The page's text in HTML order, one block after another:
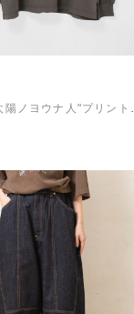
M2702 "